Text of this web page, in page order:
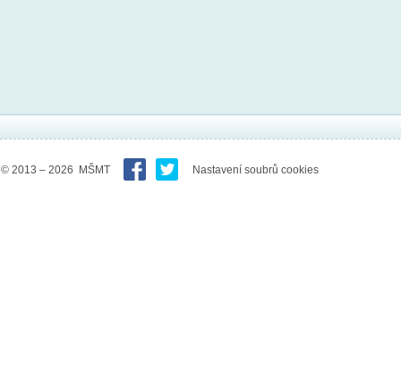
© 2013 – 2026 MŠMT Nastavení soubrů cookies